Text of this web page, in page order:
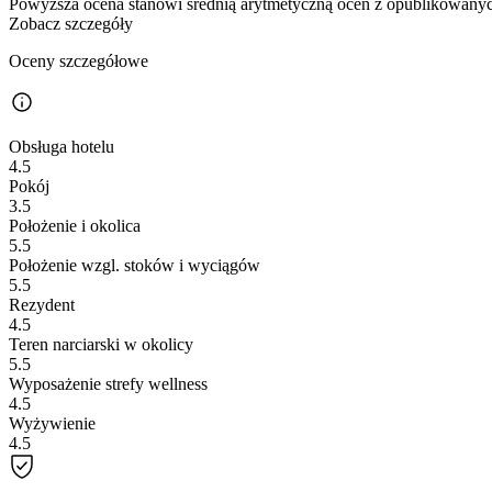
Powyższa ocena stanowi średnią arytmetyczną ocen z
Zobacz szczegóły
Oceny szczegółowe
Obsługa hotelu
4.5
Pokój
3.5
Położenie i okolica
5.5
Położenie wzgl. stoków i wyciągów
5.5
Rezydent
4.5
Teren narciarski w okolicy
5.5
Wyposażenie strefy wellness
4.5
Wyżywienie
4.5